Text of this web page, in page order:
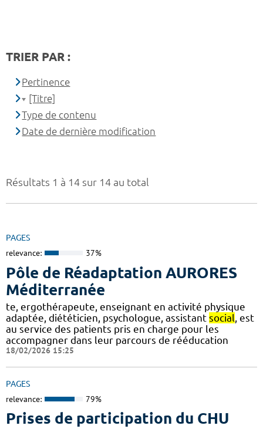
Résultats 1 à 14 sur 14 au total
PAGES
relevance: 37%
Pôle de Réadaptation AURORES
Méditerranée
te, ergothérapeute, enseignant en activité physique
adaptée, diététicien, psychologue, assistant social , est
au service des patients pris en charge pour les
accompagner dans leur parcours de rééducation
18/02/2026 15:25
PAGES
relevance: 79%
Prises de participation du CHU
TRIER PAR :
Pertinence
[Titre]
Type de contenu
Date de dernière modification